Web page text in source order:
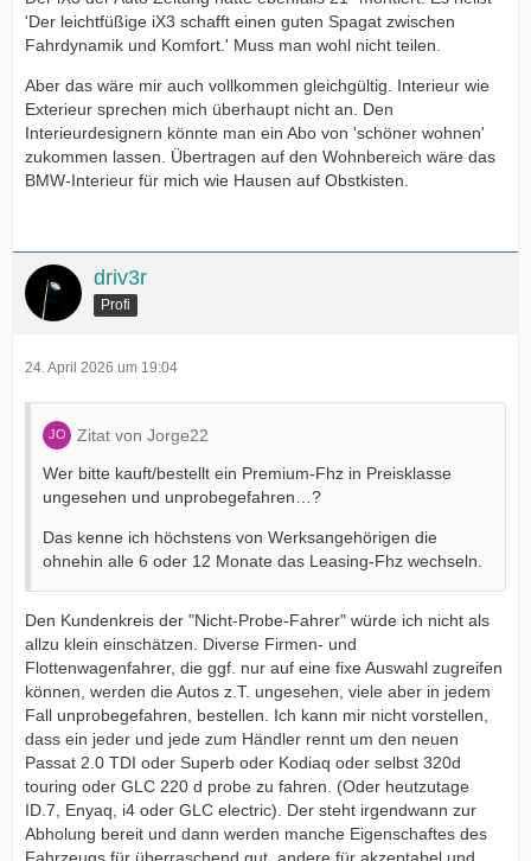
'Der leichtfüßige iX3 schafft einen guten Spagat zwischen
Fahrdynamik und Komfort.' Muss man wohl nicht teilen.
Aber das wäre mir auch vollkommen gleichgültig. Interieur wie
Exterieur sprechen mich überhaupt nicht an. Den
Interieurdesignern könnte man ein Abo von 'schöner wohnen'
zukommen lassen. Übertragen auf den Wohnbereich wäre das
BMW-Interieur für mich wie Hausen auf Obstkisten.
driv3r
Profi
24. April 2026 um 19:04
Zitat von Jorge22
Wer bitte kauft/bestellt ein Premium-Fhz in Preisklasse
ungesehen und unprobegefahren…?
Das kenne ich höchstens von Werksangehörigen die
ohnehin alle 6 oder 12 Monate das Leasing-Fhz wechseln.
Den Kundenkreis der "Nicht-Probe-Fahrer" würde ich nicht als
allzu klein einschätzen. Diverse Firmen- und
Flottenwagenfahrer, die ggf. nur auf eine fixe Auswahl zugreifen
können, werden die Autos z.T. ungesehen, viele aber in jedem
Fall unprobegefahren, bestellen. Ich kann mir nicht vorstellen,
dass ein jeder und jede zum Händler rennt um den neuen
Passat 2.0 TDI oder Superb oder Kodiaq oder selbst 320d
touring oder GLC 220 d probe zu fahren. (Oder heutzutage
ID.7, Enyaq, i4 oder GLC electric). Der steht irgendwann zur
Abholung bereit und dann werden manche Eigenschaftes des